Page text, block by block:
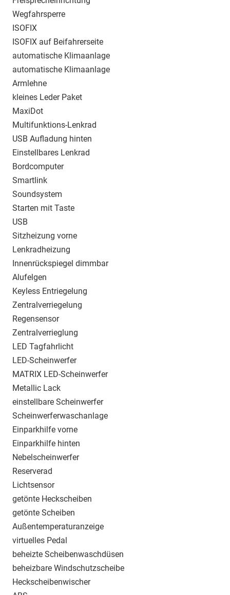
Wegfahrsperre
ISOFIX
ISOFIX auf Beifahrerseite
automatische Klimaanlage
automatische Klimaanlage
Armlehne
kleines Leder Paket
MaxiDot
Multifunktions-Lenkrad
USB Aufladung hinten
Einstellbares Lenkrad
Bordcomputer
Smartlink
Soundsystem
Starten mit Taste
USB
Sitzheizung vorne
Lenkradheizung
Innenrückspiegel dimmbar
Alufelgen
Keyless Entriegelung
Zentralverriegelung
Regensensor
Zentralverrieglung
LED Tagfahrlicht
LED-Scheinwerfer
MATRIX LED-Scheinwerfer
Metallic Lack
einstellbare Scheinwerfer
Scheinwerferwaschanlage
Einparkhilfe vorne
Einparkhilfe hinten
Nebelscheinwerfer
Reserverad
Lichtsensor
getönte Heckscheiben
getönte Scheiben
Außentemperaturanzeige
virtuelles Pedal
beheizte Scheibenwaschdüsen
beheizbare Windschutzscheibe
Heckscheibenwischer